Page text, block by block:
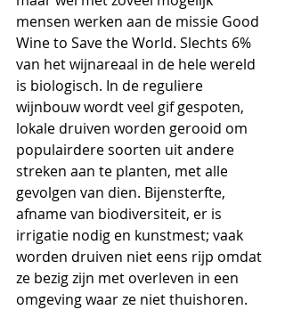
mensen werken aan de missie Good
Wine to Save the World. Slechts 6%
van het wijnareaal in de hele wereld
is biologisch. In de reguliere
wijnbouw wordt veel gif gespoten,
lokale druiven worden gerooid om
populairdere soorten uit andere
streken aan te planten, met alle
gevolgen van dien. Bijensterfte,
afname van biodiversiteit, er is
irrigatie nodig en kunstmest; vaak
worden druiven niet eens rijp omdat
ze bezig zijn met overleven in een
omgeving waar ze niet thuishoren.